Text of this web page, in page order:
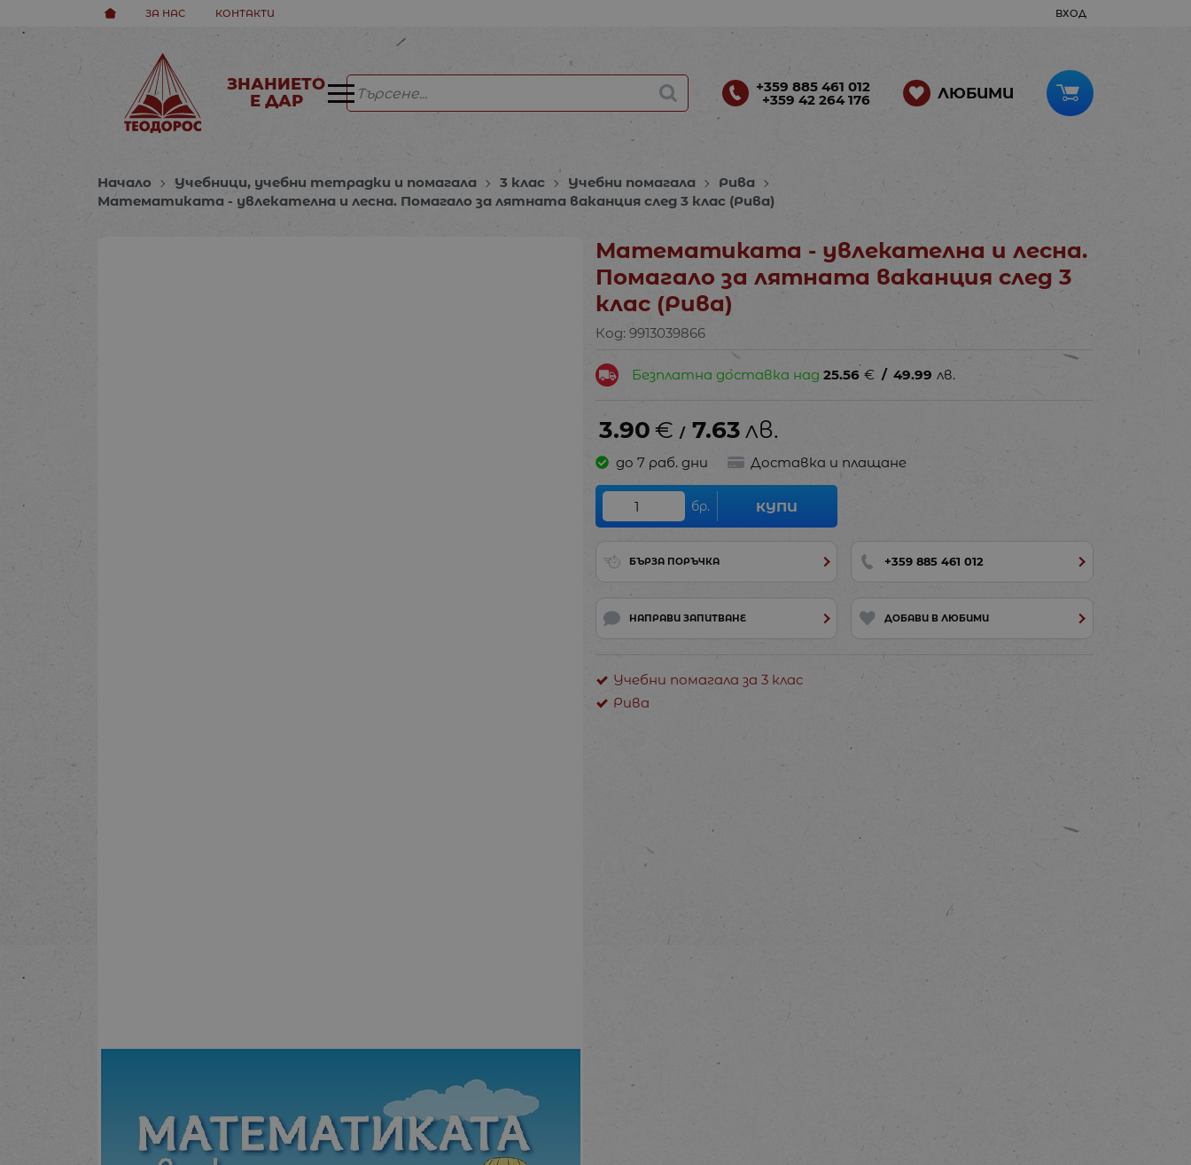
ЗА НАС КОНТАКТИ ВХОД
ЗНАНИЕТО
Е ДАР
+359 885 461 012
+359 42 264 176 ЛЮБИМИ
Начало Учебници, учебни тетрадки и помагала 3 клас Учебни помагала
Рива
Математиката - увлекателна и лесна. Помагало за лятната ваканция след 3 клас (Рива)
Математиката - увлекателна и лесна.
Помагало за лятната ваканция след 3
клас (Рива)
Код: 9913039866
Безплатна доставка над25.56 € / 49.99 лв.
3.90€ / 7.63лв.
до 7 раб. дни Доставка и плащане
бр. КУПИ
БЪРЗА ПОРЪЧКА +359 885 461 012
НАПРАВИ ЗАПИТВАНЕ ДОБАВИ В ЛЮБИМИ
Учебни помагала за 3 клас
Рива